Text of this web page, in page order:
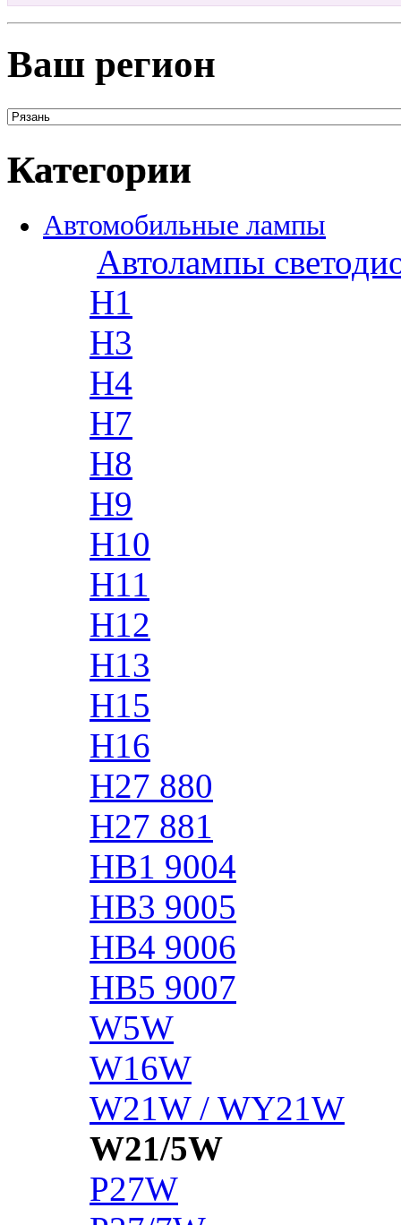
Ваш регион
Категории
Автомобильные лампы
Автолампы
H1
H3
H4
H7
H8
H9
H10
H11
H12
H13
H15
H16
H27 880
H27 881
HB1 9004
HB3 9005
HB4 9006
HB5 9007
W5W
W16W
W21W / WY21W
W21/5W
P27W